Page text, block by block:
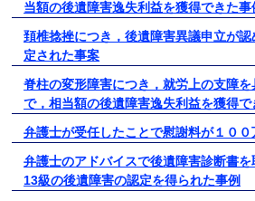
当額の後遺障害逸失利益を獲得できた事
頚椎捻挫につき，後遺障害異議申立が
定された事案
脊柱の変形障害につき，就労上の支障
で，相当額の後遺障害逸失利益を獲得で
弁護士が受任したことで慰謝料が１００
弁護士のアドバイスで後遺障害診断書
13級の後遺障害の認定を得られた事例